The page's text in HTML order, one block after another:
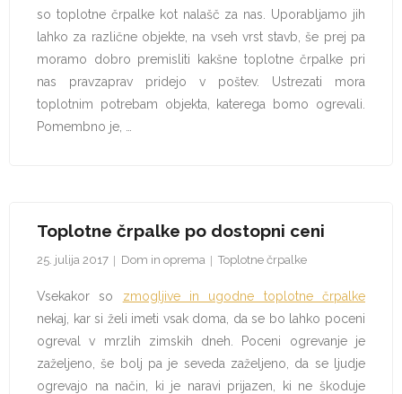
so toplotne črpalke kot nalašč za nas. Uporabljamo jih
lahko za različne objekte, na vseh vrst stavb, še prej pa
moramo dobro premisliti kakšne toplotne črpalke pri
nas pravzaprav pridejo v poštev. Ustrezati mora
toplotnim potrebam objekta, katerega bomo ogrevali.
Pomembno je, …
Toplotne črpalke po dostopni ceni
25. julija 2017 Dom in oprema Toplotne črpalke
Vsekakor so zmogljive in ugodne toplotne črpalke
nekaj, kar si želi imeti vsak doma, da se bo lahko poceni
ogreval v mrzlih zimskih dneh. Poceni ogrevanje je
zaželjeno, še bolj pa je seveda zaželjeno, da se ljudje
ogrevajo na način, ki je naravi prijazen, ki ne škoduje